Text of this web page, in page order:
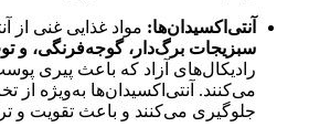
آنتی‌اکسیدان‌ها: مواد غذایی غنی از
سبزیجات برگ‌دار، گوجه‌فرنگی، و
رادیکال‌های آزاد که باعث پیری
می‌کنند. آنتی‌اکسیدان‌ها به‌ویژه از
جلوگیری می‌کنند و باعث تقویت و